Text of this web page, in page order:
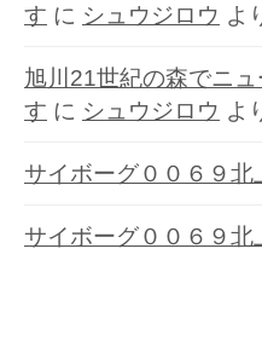
す に シュウジロウ よ
旭川21世紀の森でニ
す に シュウジロウ よ
サイボーグ００６９北
サイボーグ００６９北